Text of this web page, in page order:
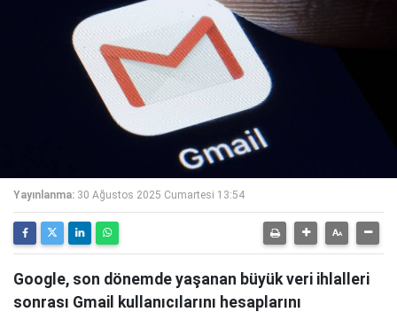
Yayınlanma: 30 Ağustos 2025 Cumartesi 13:54
Google, son dönemde yaşanan büyük veri ihlalleri
sonrası Gmail kullanıcılarını hesaplarını